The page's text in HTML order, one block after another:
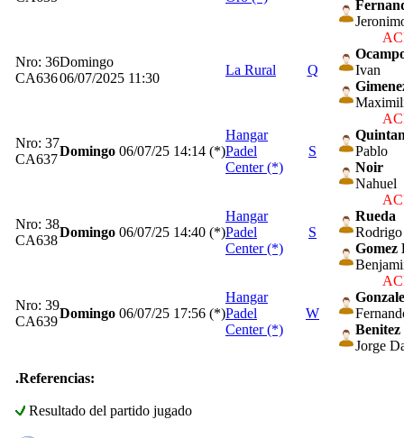
Nro: 36
CA636
Domingo
06/07/2025 11:30
La Rural Q
Ivan
Nro: 37
CA637
Domingo 06/07/25 14:14 (*)
Hangar
Padel
Center (*)
S
Pablo
Noir
Nahuel
Nro: 38
CA638
Domingo 06/07/25 14:40 (*)
Hangar
Padel
Center (*)
S
Rueda
Rodrigo
Gomez
Nro: 39
CA639
Domingo 06/07/25 17:56 (*)
Hangar
Padel
Center (*)
W
Benitez
Jorge
.Referencias:
Resultado del partido jugado